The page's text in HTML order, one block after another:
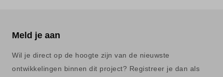
Meld je aan
Wil je direct op de hoogte zijn van de nieuwste
ontwikkelingen binnen dit project? Registreer je dan als